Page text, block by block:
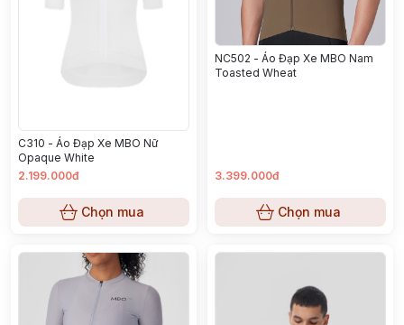
C310 - Áo Đạp Xe MBO Nữ
Opaque White
2.199.000đ
Chọn mua
NC502 - Áo Đạp Xe MBO Nam
Toasted Wheat
3.399.000đ
Chọn mua